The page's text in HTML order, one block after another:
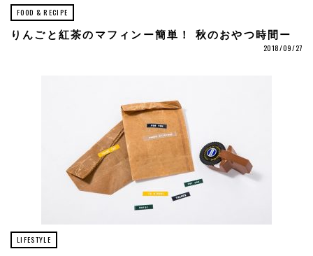
FOOD & RECIPE
りんごと紅茶のマフィンー簡単！ 秋のおやつ時間ー
2018/09/27
LIFESTYLE